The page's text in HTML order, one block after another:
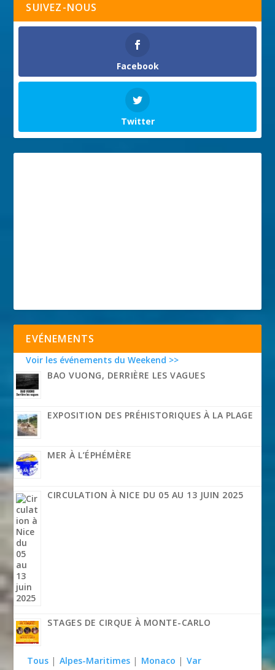
SUIVEZ-NOUS
Facebook
Twitter
EVÉNEMENTS
Voir les événements du Weekend >>
BAO VUONG, DERRIÈRE LES VAGUES
EXPOSITION DES PRÉHISTORIQUES À LA PLAGE
MER À L’ÉPHÉMÈRE
CIRCULATION À NICE DU 05 AU 13 JUIN 2025
STAGES DE CIRQUE À MONTE-CARLO
Tous | Alpes-Maritimes | Monaco | Var